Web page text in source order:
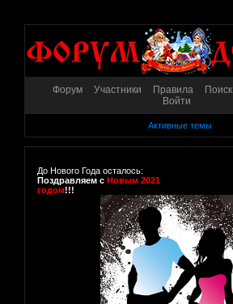
Форум Участники Правила Поиск
Войти
Активные темы
До Нового Года осталось:
Поздравляем с Новым 2021
годом!!!